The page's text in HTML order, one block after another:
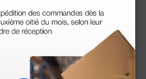
Servicios Ginecología
Newsletter